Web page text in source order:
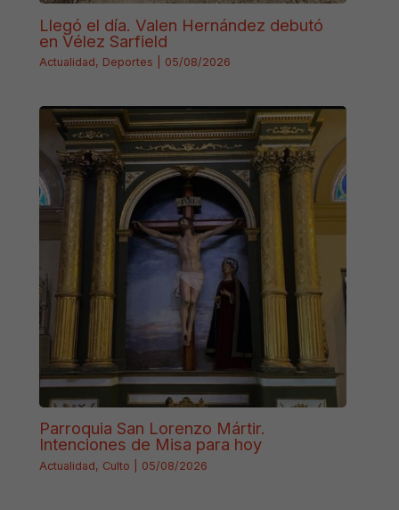
Llegó el día. Valen Hernández debutó
en Vélez Sarfield
Actualidad, Deportes 05/08/2026
Parroquia San Lorenzo Mártir.
Intenciones de Misa para hoy
Actualidad, Culto 05/08/2026